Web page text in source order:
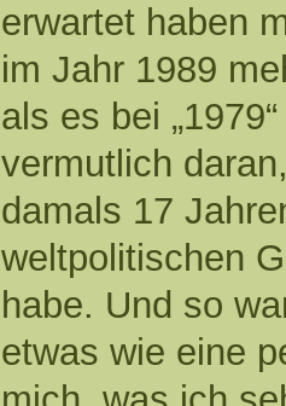
erwartet haben
im Jahr 1989
als es bei
vermutlich
damals 17
weltpolitischen
habe. Und so
etwas wie eine